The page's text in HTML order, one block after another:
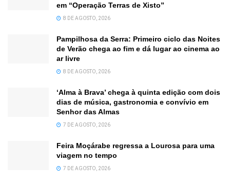
em “Operação Terras de Xisto”
8 DE AGOSTO, 2026
Pampilhosa da Serra: Primeiro ciclo das Noites
de Verão chega ao fim e dá lugar ao cinema ao
ar livre
8 DE AGOSTO, 2026
‘Alma à Brava’ chega à quinta edição com dois
dias de música, gastronomia e convívio em
Senhor das Almas
7 DE AGOSTO, 2026
Feira Moçárabe regressa a Lourosa para uma
viagem no tempo
7 DE AGOSTO, 2026